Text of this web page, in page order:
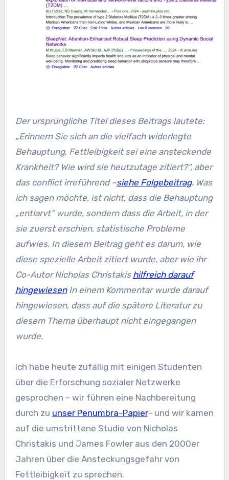
Der ursprüngliche Titel dieses Beitrags lautete:
„Erinnern Sie sich an die vielfach widerlegte
Behauptung, Fettleibigkeit sei eine ansteckende
Krankheit? Wie wird sie heutzutage zitiert?“, aber
das conflict irreführend –siehe Folgebeitrag. Was
ich sagen möchte, ist nicht, dass die Behauptung
„entlarvt“ wurde, sondern dass die Arbeit, in der
sie zuerst erschien, statistische Probleme
aufwies. In diesem Beitrag geht es darum, wie
diese spezielle Arbeit zitiert wurde, aber wie ihr
Co-Autor Nicholas Christakis hilfreich darauf
hingewiesenIn einem Kommentar wurde darauf
hingewiesen, dass auf die spätere Literatur zu
diesem Thema überhaupt nicht eingegangen
wurde.
Ich habe heute zufällig mit einigen Studenten
über die Erforschung sozialer Netzwerke
gesprochen – wir führen eine Nachbereitung
durch zu unser Penumbra-Papier– und wir kamen
auf die umstrittene Studie von Nicholas
Christakis und James Fowler aus den 2000er
Jahren über die Ansteckungsgefahr von
Fettleibigkeit zu sprechen.